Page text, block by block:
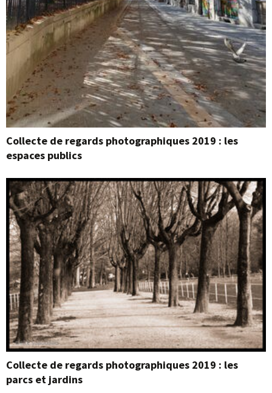
Collecte de regards photographiques 2019 : les
espaces publics
Collecte de regards photographiques 2019 : les
parcs et jardins